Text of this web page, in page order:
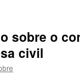
sobre o
civil